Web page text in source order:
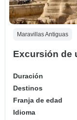
Maravillas Antiguas
Excursión de
Duración
Destinos
Franja de edad
Idioma